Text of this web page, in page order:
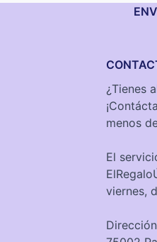
¿Tienes
menos
El
viernes,